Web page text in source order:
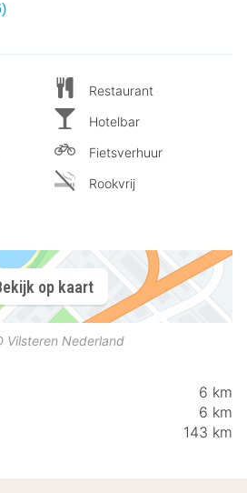
Restaurant
Hotelbar
Fietsverhuur
Rookvrij
op kaart
Vilsteren Nederland
6 km
6 km
143 km